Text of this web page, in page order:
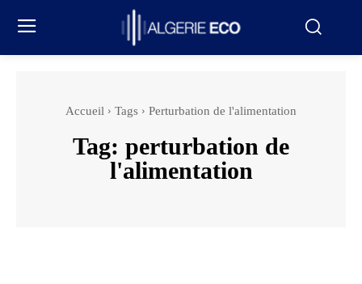
Accueil Tags Perturbation de l'alimentation
Tag: perturbation de
l'alimentation